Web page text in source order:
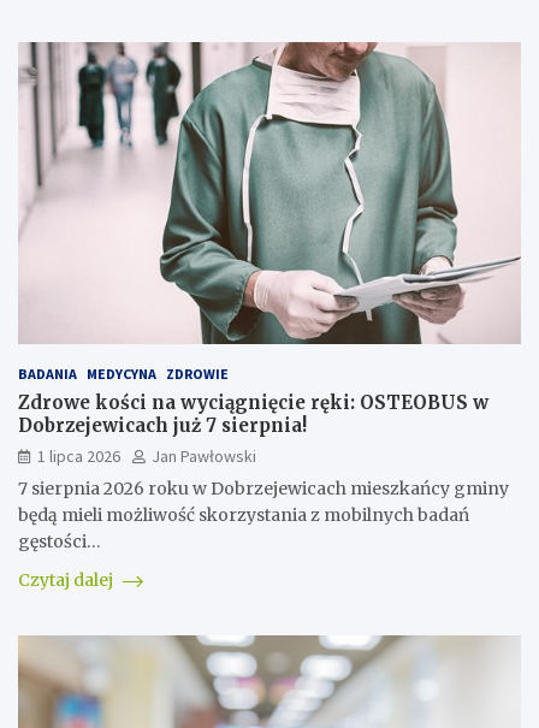
BADANIA MEDYCYNA ZDROWIE
Zdrowe kości na wyciągnięcie ręki: OSTEOBUS w
Dobrzejewicach już 7 sierpnia!
1 lipca 2026
Jan Pawłowski
7 sierpnia 2026 roku w Dobrzejewicach mieszkańcy gminy
będą mieli możliwość skorzystania z mobilnych badań
gęstości…
Czytaj dalej